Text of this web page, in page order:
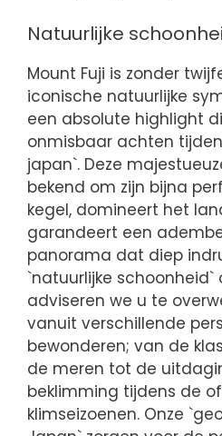
Natuurlijke
Mount Fuji is zonder
iconische natuurlijke
een absolute highlight
onmisbaar achten
japan`. Deze
bekend om zijn bijna
kegel, domineert het
garandeert een
panorama dat diep
`natuurlijke
adviseren we u te
vanuit verschillende
bewonderen; van de
de meren tot de
beklimming tijdens de
klimseizoenen. Onze